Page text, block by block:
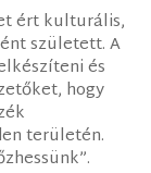
ért kulturális,
született. A
és
hogy
területén.